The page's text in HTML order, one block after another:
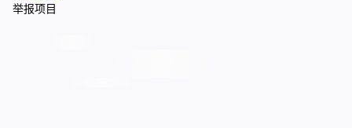
举报项目